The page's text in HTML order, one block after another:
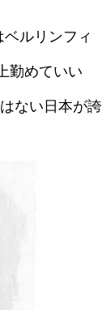
ルリンフィ
勤めていい
ない日本が誇